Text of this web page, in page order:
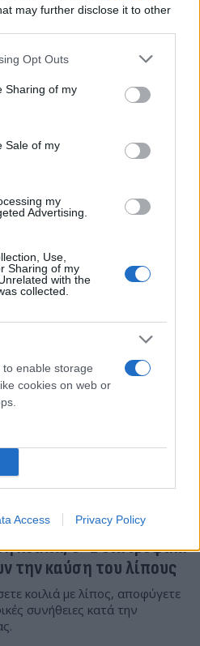
may further disclose it to other
app uses one or more Google
behaviour. You may click to
and its third-party tags to
purposes in below Google
Opt Outs
Sharing of my
Sale of my
my
Advertising.
Use,
Sharing of my
with the
collected.
enable storage
cookies on web or
Access Privacy Policy
λίπος στο σώμα
καρδιά
ο «παραδοσιακός»
Διάκος
κοιλιά; 5+1 διατροφικά
την καύση του λίπους
κοιλιά με λίπος, αποφύγετε
συνήθειες κατά την